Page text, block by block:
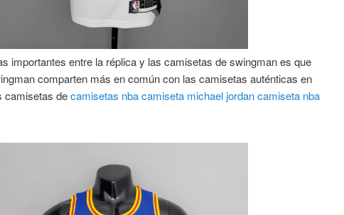
importantes entre la réplica y las camisetas de swingman es que
comparten más en común con las camisetas auténticas en
camisetas decamisetas nbacamiseta michael jordancamiseta nba